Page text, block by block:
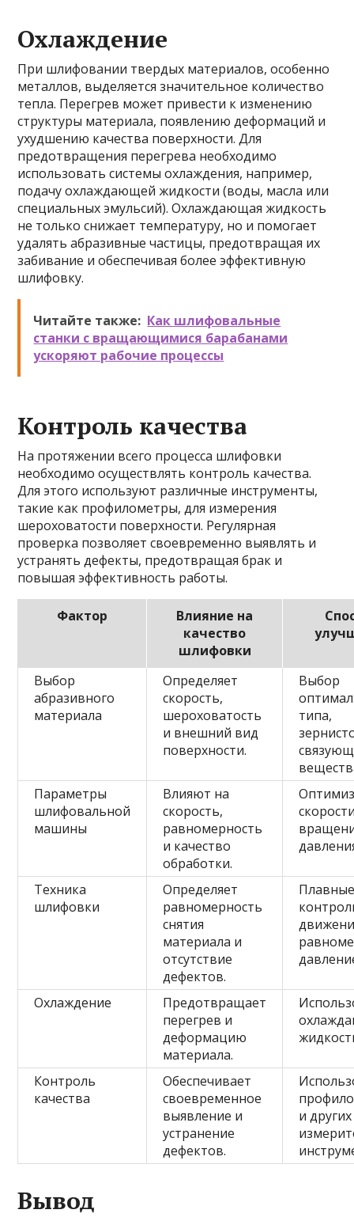
Охлаждение
При шлифовании твердых материалов, особенно
металлов, выделяется значительное количество
тепла. Перегрев может привести к изменению
структуры материала, появлению деформаций и
ухудшению качества поверхности. Для
предотвращения перегрева необходимо
использовать системы охлаждения, например,
подачу охлаждающей жидкости (воды, масла или
специальных эмульсий). Охлаждающая жидкость
не только снижает температуру, но и помогает
удалять абразивные частицы, предотвращая их
забивание и обеспечивая более эффективную
шлифовку.
Читайте также: Как шлифовальные
станки с вращающимися барабанами
ускоряют рабочие процессы
Контроль качества
На протяжении всего процесса шлифовки
необходимо осуществлять контроль качества.
Для этого используют различные инструменты,
такие как профилометры, для измерения
шероховатости поверхности. Регулярная
проверка позволяет своевременно выявлять и
устранять дефекты, предотвращая брак и
повышая эффективность работы.
Фактор
Влияние на
качество
шлифовки
Выбор
абразивного
материала
Определяет
скорость,
шероховатость
и внешний вид
поверхности.
Выбор
типа,
Параметры
шлифовальной
машины
Влияют на
скорость,
равномерность
и качество
обработки.
Техника
шлифовки
Определяет
равномерность
снятия
материала и
отсутствие
дефектов.
Охлаждение
Предотвращает
перегрев и
деформацию
материала.
Контроль
качества
Обеспечивает
своевременное
выявление и
устранение
дефектов.
и других
Вывод